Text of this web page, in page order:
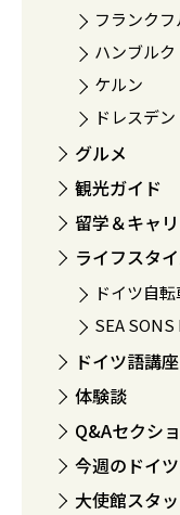
フランクフ
ハンブルク
ケルン
ドレスデン
グルメ
観光ガイド
留学＆キャ
ライフスタ
ドイツ自
SEA
ドイツ語講座
体験談
Q&Aセクシ
今週のドイ
大使館スタ